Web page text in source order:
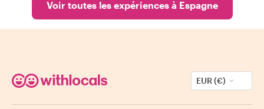
Voir toutes les expériences à Espagne
EUR (€)